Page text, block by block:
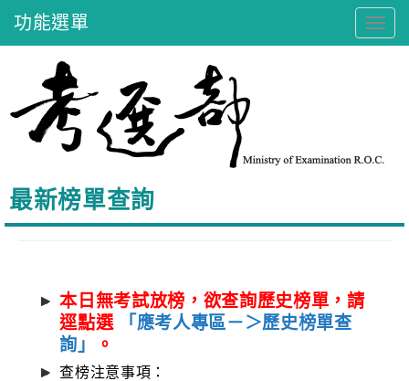
跳
容
功能選單
最新榜單查詢
本日無考試放榜，欲查詢歷史榜單，請
逕點選
「應考人專區－＞歷史榜單查
詢」
。
查榜注意事項：